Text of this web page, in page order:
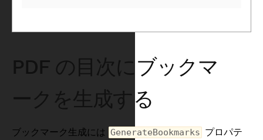
PDF の目次にブックマ
ークを生成する
ブックマーク生成には GenerateBookmarks プロパテ